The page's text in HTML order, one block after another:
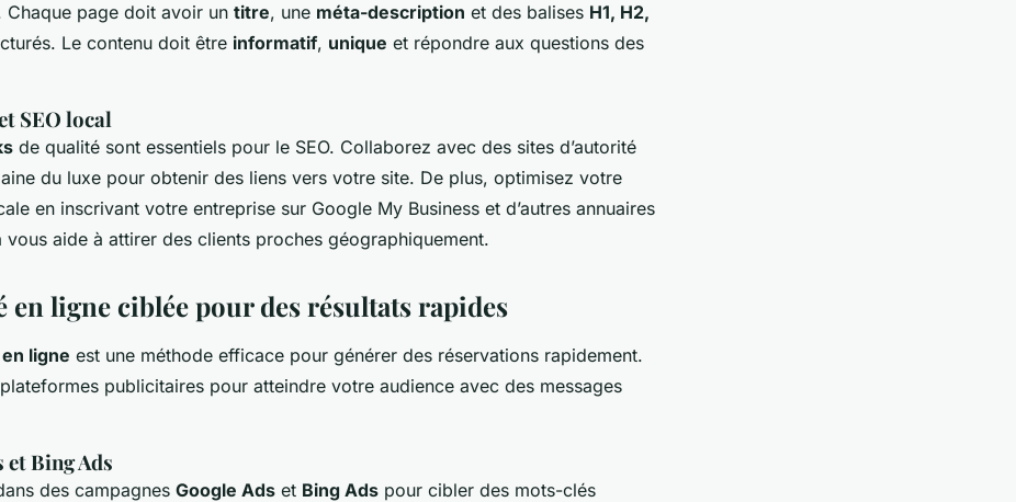
Chaque page doit avoir un titre, une méta-description et des balises H1, H2,
Le contenu doit être informatif, unique et répondre aux questions des
SEO local
de qualité sont essentiels pour le SEO. Collaborez avec des sites d’autorité
du luxe pour obtenir des liens vers votre site. De plus, optimisez votre
en inscrivant votre entreprise sur Google My Business et d’autres annuaires
vous aide à attirer des clients proches géographiquement.
en ligne ciblée pour des résultats rapides
ligne est une méthode efficace pour générer des réservations rapidement.
publicitaires pour atteindre votre audience avec des messages
et Bing Ads
des campagnes Google Ads et Bing Ads pour cibler des mots-clés